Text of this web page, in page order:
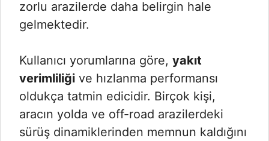
zorlu arazilerde daha belirgin hale
gelmektedir.
Kullanıcı yorumlarına göre, yakıt
verimliliği ve hızlanma performansı
oldukça tatmin edicidir. Birçok kişi,
aracın yolda ve off-road arazilerdeki
sürüş dinamiklerinden memnun kaldığını